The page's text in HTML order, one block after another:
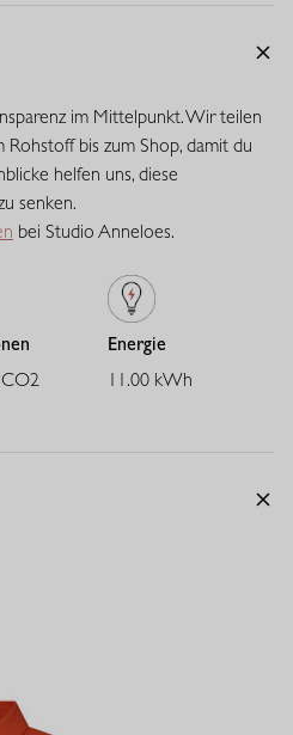
extra Formstabilität. Der Stoff
sorgt für eine elegante, cleane
im Mittelpunkt. Wir teilen
Rohstoff bis zum Shop, damit du
helfen uns, diese
senken.
bei Studio Anneloes.
Energie
11.00 kWh